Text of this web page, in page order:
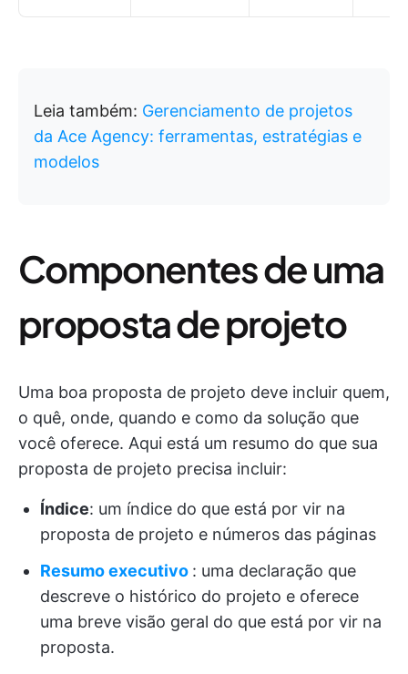
Leia também: Gerenciamento de projetos
da Ace Agency: ferramentas, estratégias e
modelos
Componentes de uma
proposta de projeto
Uma boa proposta de projeto deve incluir quem,
o quê, onde, quando e como da solução que
você oferece. Aqui está um resumo do que sua
proposta de projeto precisa incluir:
Índice: um índice do que está por vir na
proposta de projeto e números das páginas
Resumo executivo : uma declaração que
descreve o histórico do projeto e oferece
uma breve visão geral do que está por vir na
proposta.